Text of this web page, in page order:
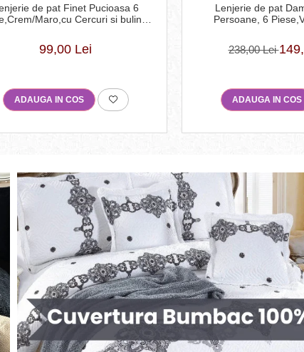
de pat Finet Pucioasa 6
Maro,cu Cercuri si buline-
99,00 Lei
ADAUGA IN COS
Lenjerie de pat
Persoane, 6
238,00 Lei
ADAUGA IN COS